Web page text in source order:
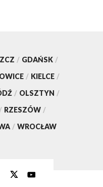
/ GDAŃSK /
/ KIELCE /
/ OLSZTYN /
/ RZESZÓW /
/ WROCŁAW